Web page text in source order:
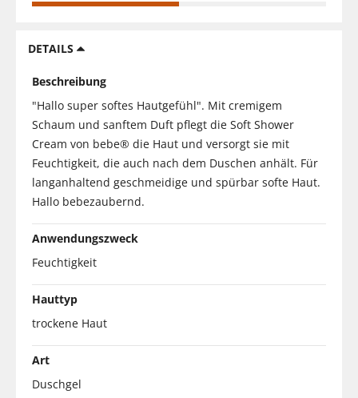
DETAILS
Beschreibung
"Hallo super softes Hautgefühl". Mit cremigem
Schaum und sanftem Duft pflegt die Soft Shower
Cream von bebe® die Haut und versorgt sie mit
Feuchtigkeit, die auch nach dem Duschen anhält. Für
langanhaltend geschmeidige und spürbar softe Haut.
Hallo bebezaubernd.
Anwendungszweck
Feuchtigkeit
Hauttyp
trockene Haut
Art
Duschgel